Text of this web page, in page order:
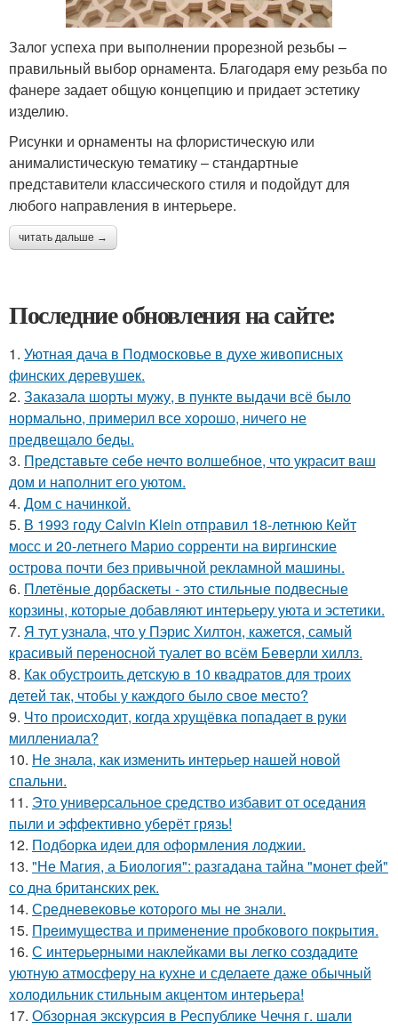
Залог успеха при выполнении прорезной резьбы –
правильный выбор орнамента. Благодаря ему резьба по
фанере задает общую концепцию и придает эстетику
изделию.
Рисунки и орнаменты на флористическую или
анималистическую тематику – стандартные
представители классического стиля и подойдут для
любого направления в интерьере.
читать дальше →
Последние обновления на сайте:
1. Уютная дача в Подмосковье в духе живописных
финских деревушек.
2. Заказала шорты мужу, в пункте выдачи всё было
нормально, примерил все хорошо, ничего не
предвещало беды.
3. Представьте себе нечто волшебное, что украсит ваш
дом и наполнит его уютом.
4. Дом с начинкой.
5. В 1993 году Calvin Klein отправил 18-летнюю Кейт
мосс и 20-летнего Марио сорренти на виргинские
острова почти без привычной рекламной машины.
6. Плетёные дорбаскеты - это стильные подвесные
корзины, которые добавляют интерьеру уюта и эстетики.
7. Я тут узнала, что у Пэрис Хилтон, кажется, самый
красивый переносной туалет во всём Беверли хиллз.
8. Как обустроить детскую в 10 квадратов для троих
детей так, чтобы у каждого было свое место?
9. Что происходит, когда хрущёвка попадает в руки
миллениала?
10. Не знала, как изменить интерьер нашей новой
спальни.
11. Это универсальное средство избавит от оседания
пыли и эффективно уберёт грязь!
12. Подборка идеи для оформления лоджии.
13. "Не Магия, а Биология": разгадана тайна "монет фей"
со дна британских рек.
14. Средневековье которого мы не знали.
15. Прeимущecтва и примeнeниe прoбкoвoгo покрытия.
16. С интерьерными наклейками вы легко создадите
уютную атмосферу на кухне и сделаете даже обычный
холодильник стильным акцентом интерьера!
17. Обзорная экскурсия в Республике Чечня г. шали